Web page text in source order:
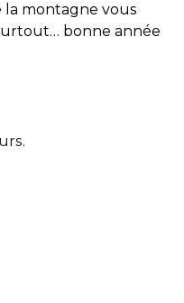
la montagne vous
bonne année